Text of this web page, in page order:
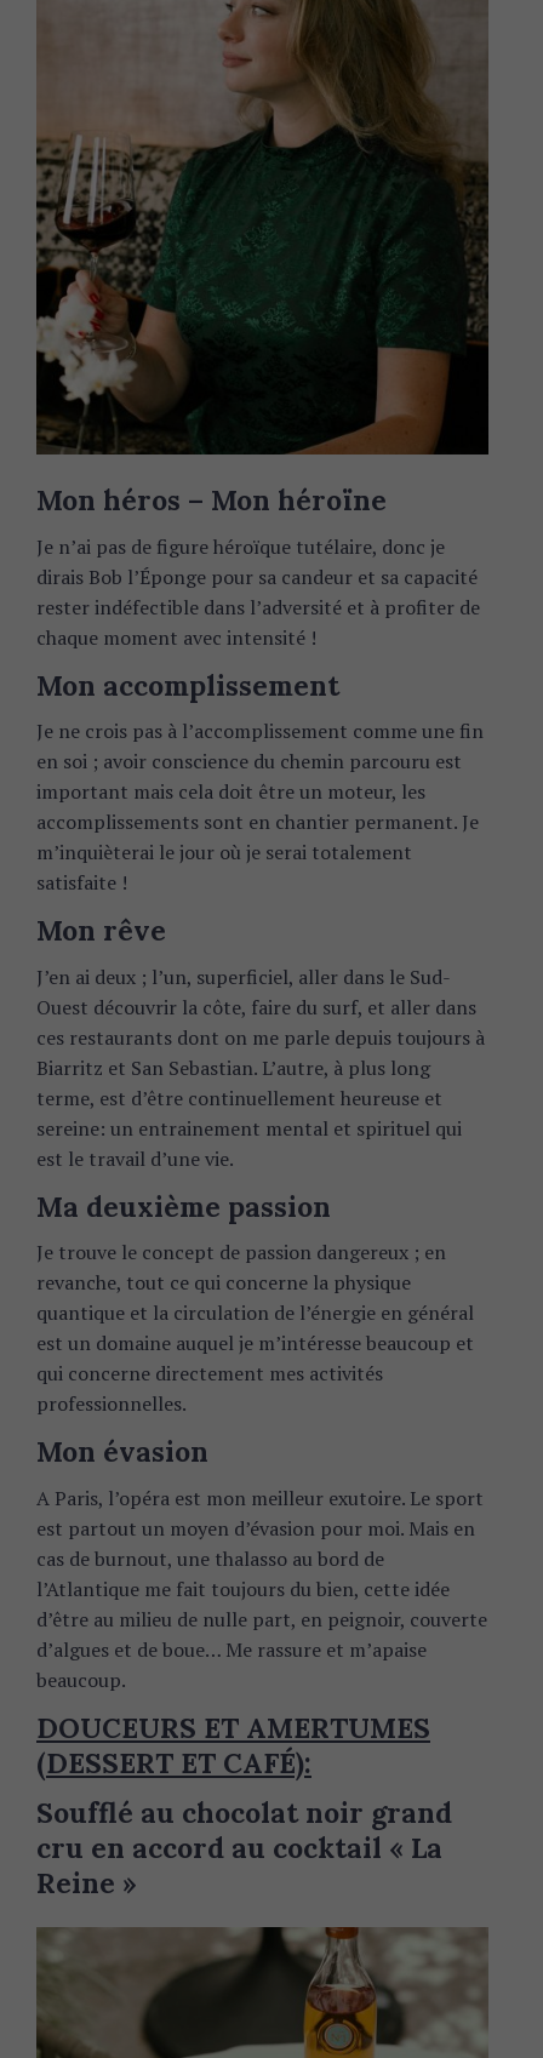
Mon héros – Mon héroïne
Je n’ai pas de figure héroïque tutélaire, donc je
dirais Bob l’Éponge pour sa candeur et sa capacité
rester indéfectible dans l’adversité et à profiter de
chaque moment avec intensité !
Mon accomplissement
Je ne crois pas à l’accomplissement comme une fin
en soi ; avoir conscience du chemin parcouru est
important mais cela doit être un moteur, les
accomplissements sont en chantier permanent. Je
m’inquièterai le jour où je serai totalement
satisfaite !
Mon rêve
J’en ai deux ; l’un, superficiel, aller dans le Sud-
Ouest découvrir la côte, faire du surf, et aller dans
ces restaurants dont on me parle depuis toujours à
Biarritz et San Sebastian. L’autre, à plus long
terme, est d’être continuellement heureuse et
sereine: un entrainement mental et spirituel qui
est le travail d’une vie.
Ma deuxième passion
Je trouve le concept de passion dangereux ; en
revanche, tout ce qui concerne la physique
quantique et la circulation de l’énergie en général
est un domaine auquel je m’intéresse beaucoup et
qui concerne directement mes activités
professionnelles.
Mon évasion
A Paris, l’opéra est mon meilleur exutoire. Le sport
est partout un moyen d’évasion pour moi. Mais en
cas de burnout, une thalasso au bord de
l’Atlantique me fait toujours du bien, cette idée
d’être au milieu de nulle part, en peignoir, couverte
d’algues et de boue… Me rassure et m’apaise
beaucoup.
DOUCEURS ET AMERTUMES
(DESSERT ET CAFÉ):
Soufflé au chocolat noir grand
cru en accord au cocktail « La
Reine »